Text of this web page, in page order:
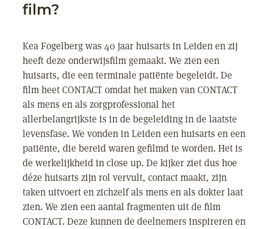
film?
Kea Fogelberg was 40 jaar huisarts in Leiden en zij
heeft deze onderwijsfilm gemaakt. We zien een
huisarts, die een terminale patiënte begeleidt. De
film heet CONTACT omdat het maken van CONTACT
als mens en als zorgprofessional het
allerbelangrijkste is in de begeleiding in de laatste
levensfase. We vonden in Leiden een huisarts en een
patiënte, die bereid waren gefilmd te worden. Het is
de werkelijkheid in close up. De kijker ziet dus hoe
déze huisarts zijn rol vervult, contact maakt, zijn
taken uitvoert en zichzelf als mens en als dokter laat
zien. We zien een aantal fragmenten uit de film
CONTACT. Deze kunnen de deelnemers inspireren en